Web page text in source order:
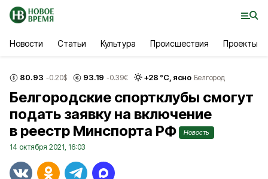
Новости Статьи Культура Происшествия Проекты
80.93 -0.20$ 93.19 -0.39€ +28 °С, ясно Белгород
Белгородские спортклубы смогут
подать заявку на включение
в реестр Минспорта РФ
Новость
14 октября 2021, 16:03